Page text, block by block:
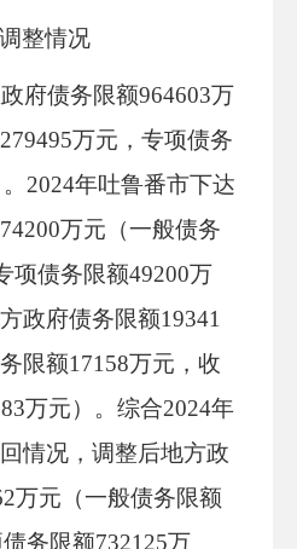
整情况
府债务限额964603万
万元，专项债务
2024年吐鲁番市下达
万元（一般债务
项债务限额49200万
政府债务限额19341
限额17158万元，收
万元）。综合2024年
情况，调整后地方政
万元（一般债务限额
务限额732125万